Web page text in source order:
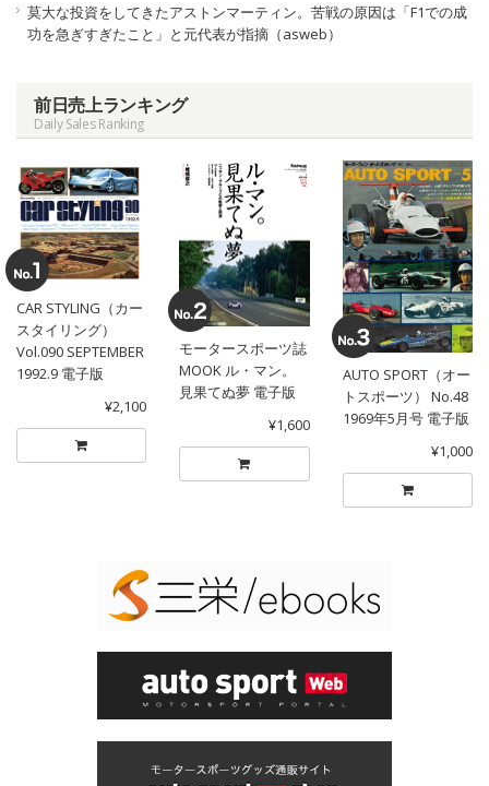
莫大な投資をしてきたアストンマーティン。苦戦の原因は「F1での成
功を急ぎすぎたこと」と元代表が指摘（asweb）
前日売上ランキング
Daily Sales Ranking
CAR STYLING（カー
スタイリング）
Vol.090 SEPTEMBER
1992.9 電子版
¥2,100
モータースポーツ誌
MOOK ル・マン。
見果てぬ夢 電子版
¥1,600
AUTO SPORT（オー
トスポーツ） No.48
1969年5月号 電子版
¥1,000